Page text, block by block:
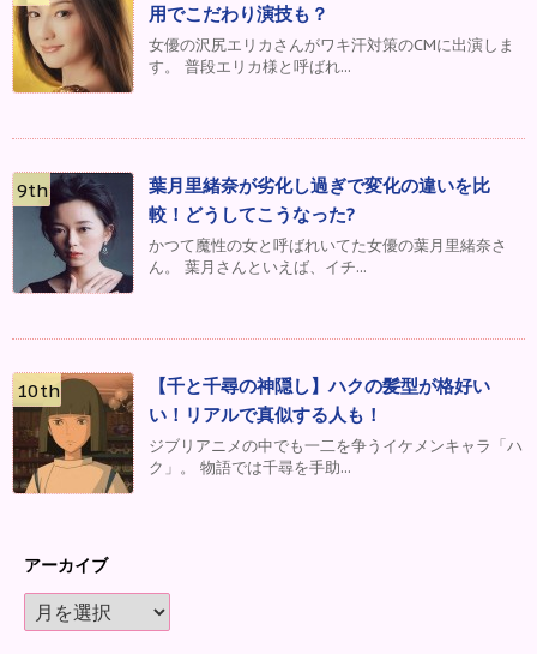
用でこだわり演技も？
女優の沢尻エリカさんがワキ汗対策のCMに出演しま
す。 普段エリカ様と呼ばれ...
葉月里緒奈が劣化し過ぎで変化の違いを比
較！どうしてこうなった?
かつて魔性の女と呼ばれいてた女優の葉月里緒奈さ
ん。 葉月さんといえば、イチ...
【千と千尋の神隠し】ハクの髪型が格好い
い！リアルで真似する人も！
ジブリアニメの中でも一二を争うイケメンキャラ「ハ
ク」。 物語では千尋を手助...
アーカイブ